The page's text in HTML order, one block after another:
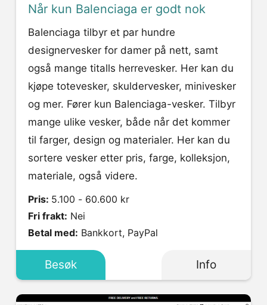
Når kun Balenciaga er godt nok
Balenciaga tilbyr et par hundre
designervesker for damer på nett, samt
også mange titalls herrevesker. Her kan du
kjøpe totevesker, skuldervesker, minivesker
og mer. Fører kun Balenciaga-vesker. Tilbyr
mange ulike vesker, både når det kommer
til farger, design og materialer. Her kan du
sortere vesker etter pris, farge, kolleksjon,
materiale, også videre.
Pris: 5.100 - 60.600 kr
Fri frakt: Nei
Betal med: Bankkort, PayPal
Besøk Info